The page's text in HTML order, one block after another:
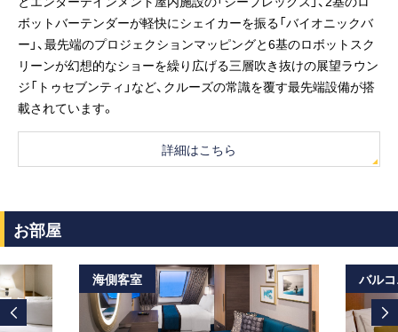
ボットバーテンダーが軽快にシェイカーを振る「バイオニックバ
ー」、最先端のプロジェクションマッピングと6基のロボットスク
リーンが幻想的なショーを繰り広げる三層吹き抜けの展望ラウン
ジ「トゥセブンティ」など、クルーズの常識を覆す最先端設備が搭
載されています。
詳細はこちら
お部屋
海側客室 バル